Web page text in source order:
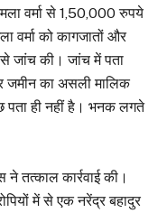
वर्मा से 1,50,000 रुपये
वर्मा को कागजातों और
जांच की। जांच में पता
जमीन का असली मालिक
पता ही नहीं है। भनक लगते
तत्काल कार्रवाई की।
में से एक नरेंद्र बहादुर